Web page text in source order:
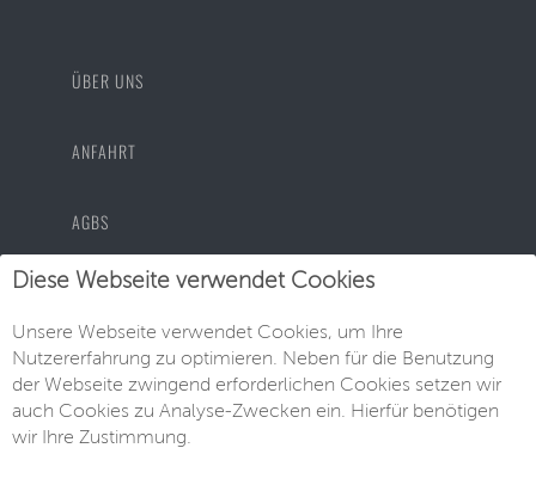
ÜBER UNS
ANFAHRT
AGBS
DATENSCHUTZ
IMPRESSUM
Diese Webseite verwendet Cookies
Unsere Webseite verwendet Cookies, um Ihre
Nutzererfahrung zu optimieren. Neben für die Benutzung
der Webseite zwingend erforderlichen Cookies setzen wir
auch Cookies zu Analyse-Zwecken ein. Hierfür benötigen
wir Ihre Zustimmung.